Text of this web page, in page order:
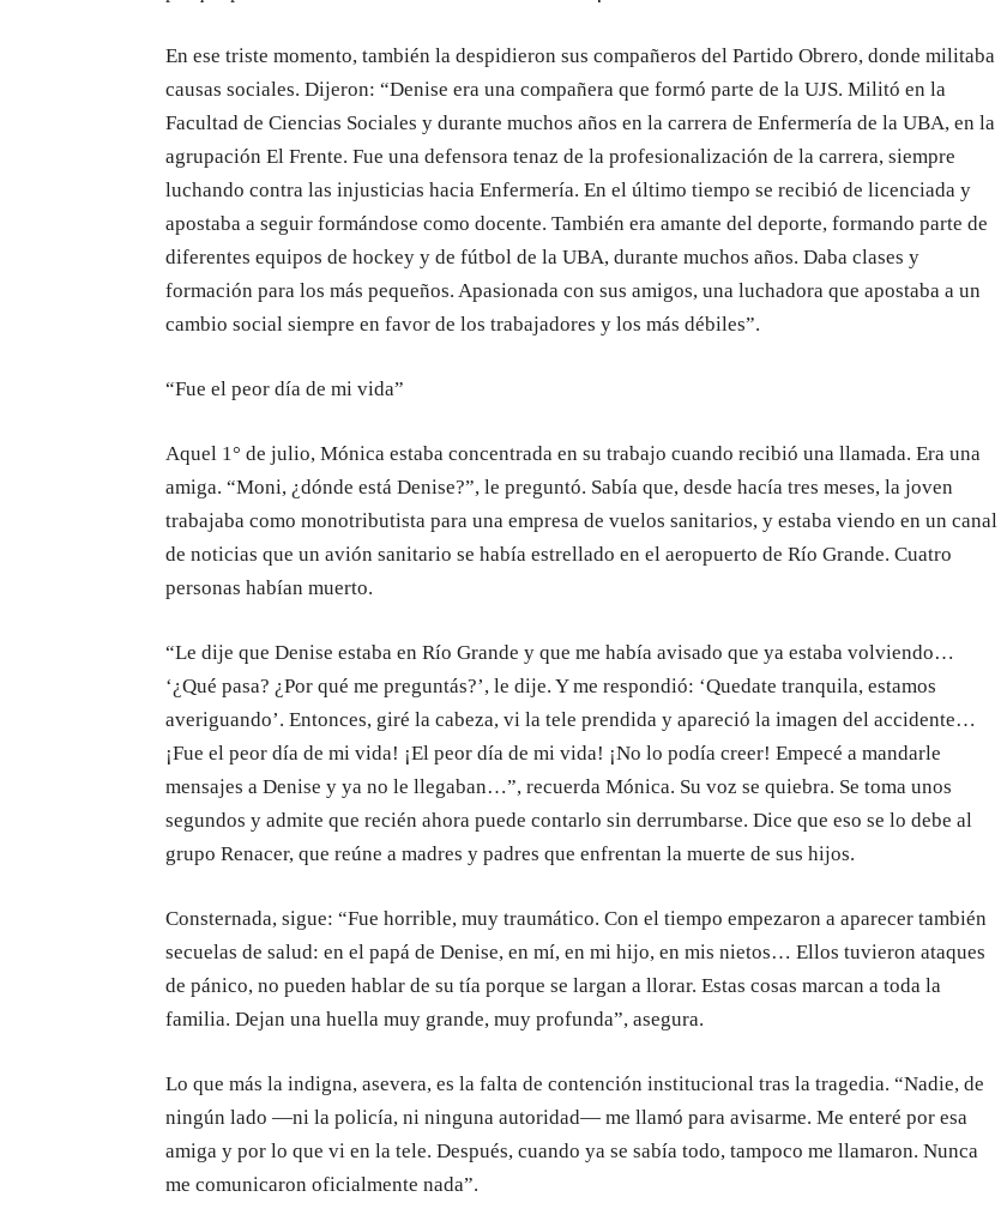
En ese triste momento, también la despidieron sus compañeros del Partido Obrero, donde militaba
causas sociales. Dijeron: “Denise era una compañera que formó parte de la UJS. Militó en la
Facultad de Ciencias Sociales y durante muchos años en la carrera de Enfermería de la UBA, en la
agrupación El Frente. Fue una defensora tenaz de la profesionalización de la carrera, siempre
luchando contra las injusticias hacia Enfermería. En el último tiempo se recibió de licenciada y
apostaba a seguir formándose como docente. También era amante del deporte, formando parte de
diferentes equipos de hockey y de fútbol de la UBA, durante muchos años. Daba clases y
formación para los más pequeños. Apasionada con sus amigos, una luchadora que apostaba a un
cambio social siempre en favor de los trabajadores y los más débiles”.
“Fue el peor día de mi vida”
Aquel 1° de julio, Mónica estaba concentrada en su trabajo cuando recibió una llamada. Era una
amiga. “Moni, ¿dónde está Denise?”, le preguntó. Sabía que, desde hacía tres meses, la joven
trabajaba como monotributista para una empresa de vuelos sanitarios, y estaba viendo en un canal
de noticias que un avión sanitario se había estrellado en el aeropuerto de Río Grande. Cuatro
personas habían muerto.
“Le dije que Denise estaba en Río Grande y que me había avisado que ya estaba volviendo…
‘¿Qué pasa? ¿Por qué me preguntás?’, le dije. Y me respondió: ‘Quedate tranquila, estamos
averiguando’. Entonces, giré la cabeza, vi la tele prendida y apareció la imagen del accidente…
¡Fue el peor día de mi vida! ¡El peor día de mi vida! ¡No lo podía creer! Empecé a mandarle
mensajes a Denise y ya no le llegaban…”, recuerda Mónica. Su voz se quiebra. Se toma unos
segundos y admite que recién ahora puede contarlo sin derrumbarse. Dice que eso se lo debe al
grupo Renacer, que reúne a madres y padres que enfrentan la muerte de sus hijos.
Consternada, sigue: “Fue horrible, muy traumático. Con el tiempo empezaron a aparecer también
secuelas de salud: en el papá de Denise, en mí, en mi hijo, en mis nietos… Ellos tuvieron ataques
de pánico, no pueden hablar de su tía porque se largan a llorar. Estas cosas marcan a toda la
familia. Dejan una huella muy grande, muy profunda”, asegura.
Lo que más la indigna, asevera, es la falta de contención institucional tras la tragedia. “Nadie, de
ningún lado —ni la policía, ni ninguna autoridad— me llamó para avisarme. Me enteré por esa
amiga y por lo que vi en la tele. Después, cuando ya se sabía todo, tampoco me llamaron. Nunca
me comunicaron oficialmente nada”.